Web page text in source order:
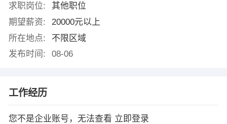
求职岗位:
其他职位
期望薪资:
20000元以上
所在地点:
不限区域
发布时间:
08-06
工作经历
您不是企业账号，无法查看 立即登录